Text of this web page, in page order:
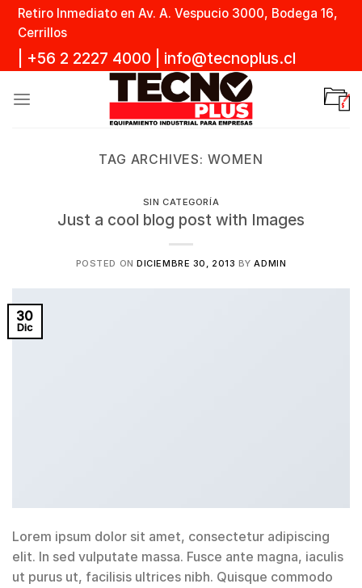
Skip
content
Retiro Inmediato en Av. A. Vespucio 3000, Bodega 16,
Cerrillos
+56 2 2227 4000 info@tecnoplus.cl
TAG ARCHIVES: WOMEN
SIN CATEGORÍA
Just a cool blog post with Images
POSTED ONDICIEMBRE 30, 2013 BYADMIN
30
Dic
Lorem ipsum dolor sit amet, consectetur adipiscing
elit. In sed vulputate massa. Fusce ante magna, iaculis
ut purus ut, facilisis ultrices nibh. Quisque commodo